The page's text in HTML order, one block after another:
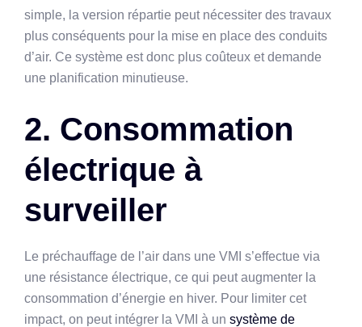
simple, la version répartie peut nécessiter des travaux
plus conséquents pour la mise en place des conduits
d’air. Ce système est donc plus coûteux et demande
une planification minutieuse.
2. Consommation
électrique à
surveiller
Le préchauffage de l’air dans une VMI s’effectue via
une résistance électrique, ce qui peut augmenter la
consommation d’énergie en hiver. Pour limiter cet
impact, on peut intégrer la VMI à un système de